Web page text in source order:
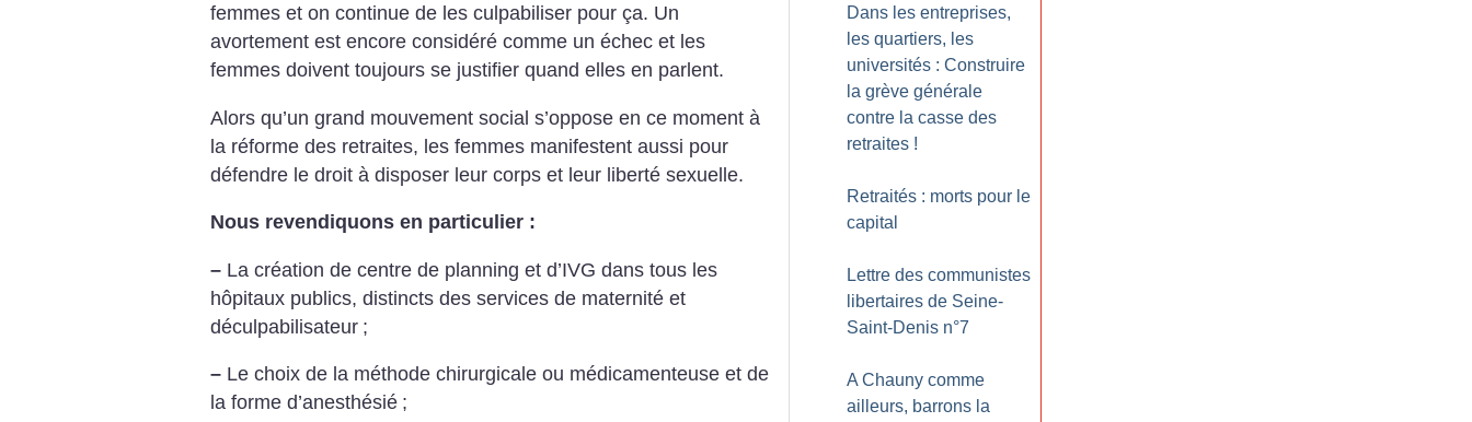
femmes et on continue de les culpabiliser pour ça. Un
avortement est encore considéré comme un échec et les
femmes doivent toujours se justifier quand elles en parlent.
Alors qu’un grand mouvement social s’oppose en ce moment à
la réforme des retraites, les femmes manifestent aussi pour
défendre le droit à disposer leur corps et leur liberté sexuelle.
Nous revendiquons en particulier :
– La création de centre de planning et d’IVG dans tous les
hôpitaux publics, distincts des services de maternité et
déculpabilisateur ;
– Le choix de la méthode chirurgicale ou médicamenteuse et de
la forme d’anesthésié ;
Dans les entreprises,
les quartiers, les
universités : Construire
la grève générale
contre la casse des
retraites !
Retraités : morts pour le
capital
Lettre des communistes
libertaires de Seine-
Saint-Denis n°7
A Chauny comme
ailleurs, barrons la